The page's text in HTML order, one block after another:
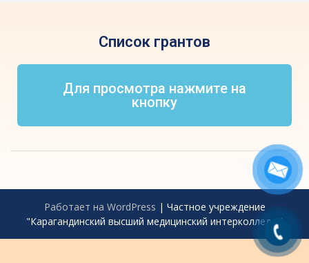
Список грантов
Для просмотра нажмите на
кнопку
Работает на WordPress | Частное учреждение
"Карагандинский высший медицинский интерколледж"